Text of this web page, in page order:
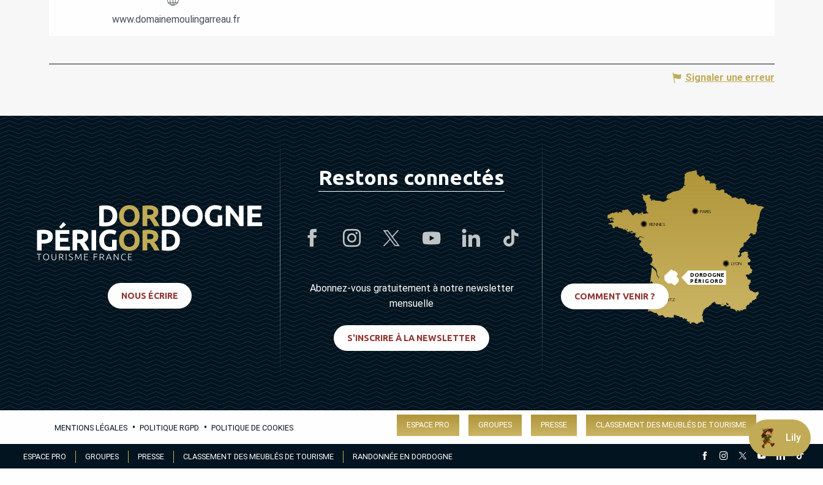
au
ESPACE PRO GROUPES PRESSE CLASSEMENT DES MEUBLÉS DE TOURISME RANDONNÉE EN DORDOGNE
www.domainemoulingarreau.fr
Signaler une erreur
NOUS ÉCRIRE
Restons connectés
Abonnez-vous gratuitement à notre newsletter
mensuelle
S'INSCRIRE À LA NEWSLETTER
DORDOGNE
PÉRIGORD
PARIS
RENNES
LYON
BIARRITZ
COMMENT VENIR ?
MENTIONS LÉGALES • POLITIQUE RGPD • POLITIQUE DE COOKIES ESPACE PRO GROUPES PRESSE CLASSEMENT DES MEUBLÉS DE TOURISME
Lily